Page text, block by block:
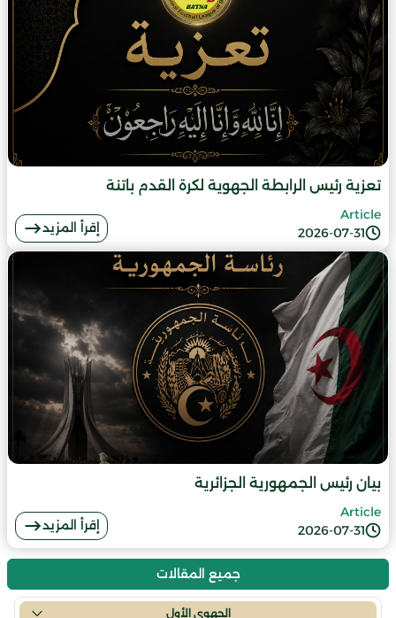
تعزية رئيس الرابطة الجهوية لكرة القدم باتنة
2026-07-31
Article
إقرأ المزيد
بيان رئيس الجمهورية الجزائرية
2026-07-31
Article
إقرأ المزيد
جميع المقالات
الجهوي الأول